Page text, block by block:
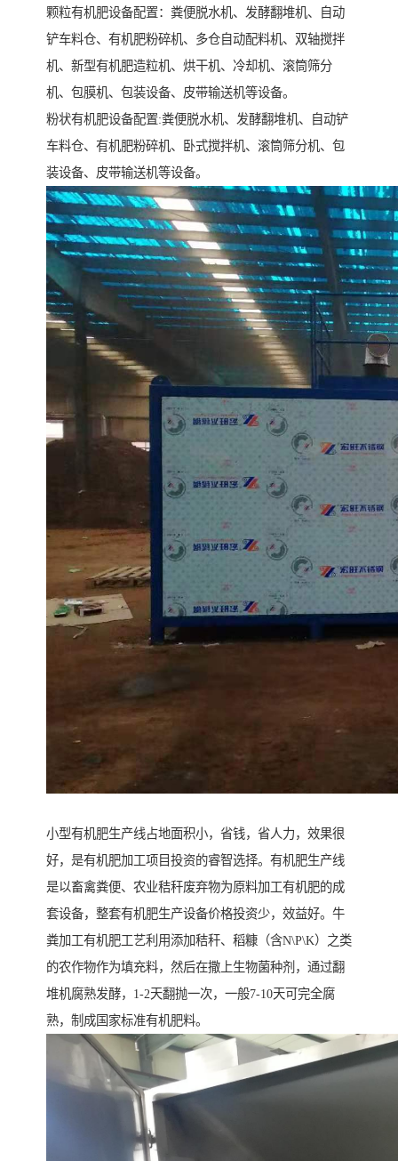
颗粒有机肥设备配置：粪便脱水机、发酵翻堆机、自动
铲车料仓、有机肥粉碎机、多仓自动配料机、双轴搅拌
机、新型有机肥造粒机、烘干机、冷却机、滚筒筛分
机、包膜机、包装设备、皮带输送机等设备。
粉状有机肥设备配置:粪便脱水机、发酵翻堆机、自动铲
车料仓、有机肥粉碎机、卧式搅拌机、滚筒筛分机、包
装设备、皮带输送机等设备。
小型有机肥生产线占地面积小，省钱，省人力，效果很
好，是有机肥加工项目投资的睿智选择。有机肥生产线
是以畜禽粪便、农业秸秆废弃物为原料加工有机肥的成
套设备，整套有机肥生产设备价格投资少，效益好。牛
粪加工有机肥工艺利用添加秸秆、稻糠（含N\P\K）之类
的农作物作为填充料，然后在撒上生物菌种剂，通过翻
堆机腐熟发酵，1-2天翻抛一次，一般7-10天可完全腐
熟，制成国家标准有机肥料。